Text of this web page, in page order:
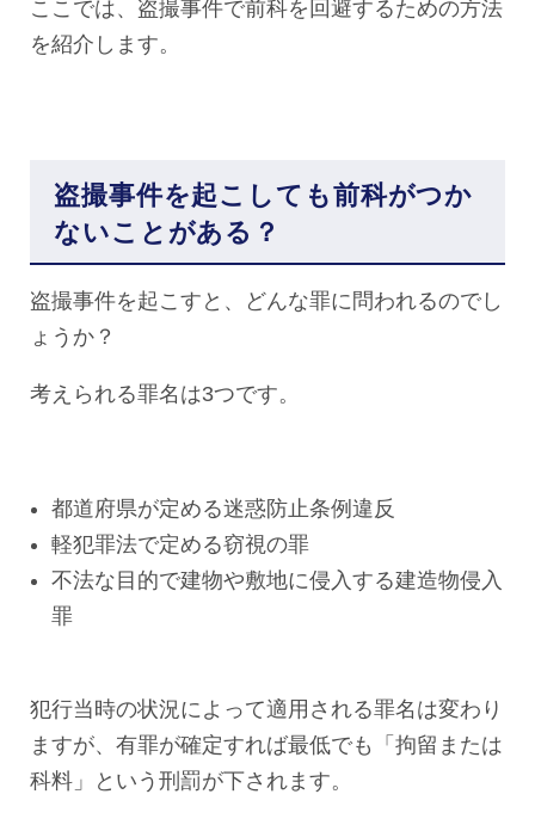
ここでは、盗撮事件で前科を回避するための方法
を紹介します。
盗撮事件を起こしても前科がつか
ないことがある？
盗撮事件を起こすと、どんな罪に問われるのでし
ょうか？
考えられる罪名は3つです。
都道府県が定める迷惑防止条例違反
軽犯罪法で定める窃視の罪
不法な目的で建物や敷地に侵入する建造物侵入
罪
犯行当時の状況によって適用される罪名は変わり
ますが、有罪が確定すれば最低でも「拘留または
科料」という刑罰が下されます。